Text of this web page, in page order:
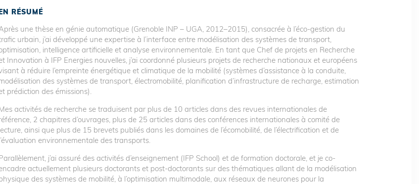
RÉSUMÉ
une thèse en génie automatique (Grenoble INP – UGA, 2012–2015), consacrée à l’éco-gestion du
urbain, j’ai développé une expertise à l’interface entre modélisation des systèmes de transport,
intelligence artificielle et analyse environnementale. En tant que Chef de projets en Recherche
Innovation à IFP Energies nouvelles, j’ai coordonné plusieurs projets de recherche nationaux et européens
à réduire l’empreinte énergétique et climatique de la mobilité (systèmes d’assistance à la conduite,
des systèmes de transport, électromobilité, planification d’infrastructure de recharge, estimation
prédiction des émissions).
activités de recherche se traduisent par plus de 10 articles dans des revues internationales de
2 chapitres d’ouvrages, plus de 25 articles dans des conférences internationales à comité de
ainsi que plus de 15 brevets publiés dans les domaines de l’écomobilité, de l’électrification et de
environnementale des transports.
j’ai assuré des activités d’enseignement (IFP School) et de formation doctorale, et je co-
actuellement plusieurs doctorants et post-doctorants sur des thématiques allant de la modélisation
des systèmes de mobilité, à l’optimisation multimodale, aux réseaux de neurones pour la